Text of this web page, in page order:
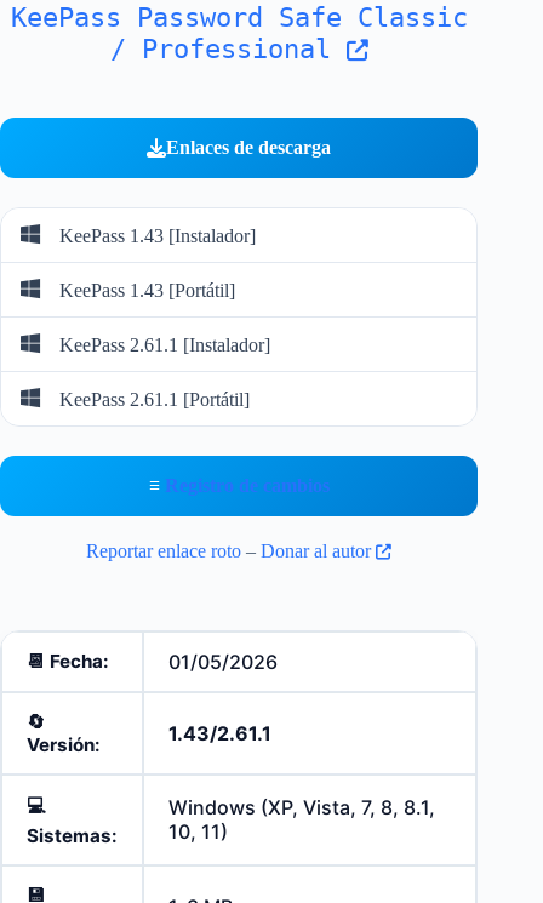
KeePass Password Safe Classic
/ Professional
Enlaces de descarga
KeePass 1.43 [Instalador]
KeePass 1.43 [Portátil]
KeePass 2.61.1 [Instalador]
KeePass 2.61.1 [Portátil]
≡ Registro de cambios
Reportar enlace roto –Donar al autor
📆 Fecha: 01/05/2026
🔄️
Versión:
1.43/2.61.1
💻
Sistemas:
Windows (XP, Vista, 7, 8, 8.1,
10, 11)
💾